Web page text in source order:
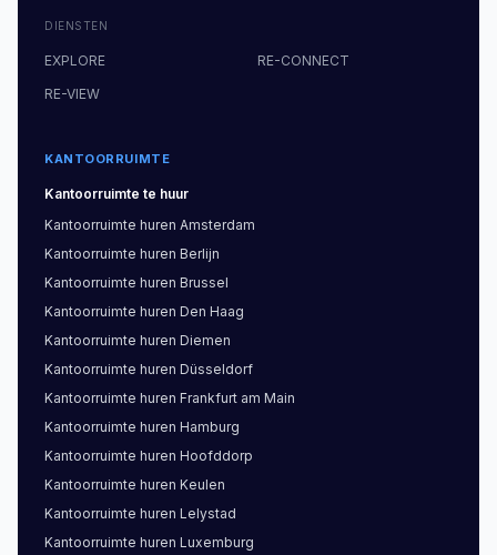
DIENSTEN
EXPLORE
RE-CONNECT
RE-VIEW
KANTOORRUIMTE
Kantoorruimte te huur
Kantoorruimte huren Amsterdam
Kantoorruimte huren Berlijn
Kantoorruimte huren Brussel
Kantoorruimte huren Den Haag
Kantoorruimte huren Diemen
Kantoorruimte huren Düsseldorf
Kantoorruimte huren Frankfurt am Main
Kantoorruimte huren Hamburg
Kantoorruimte huren Hoofddorp
Kantoorruimte huren Keulen
Kantoorruimte huren Lelystad
Kantoorruimte huren Luxemburg